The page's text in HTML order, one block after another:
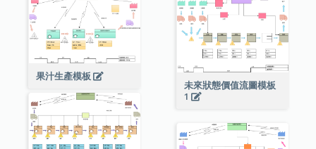
果汁生產模板
未來狀態價值流圖模板
1